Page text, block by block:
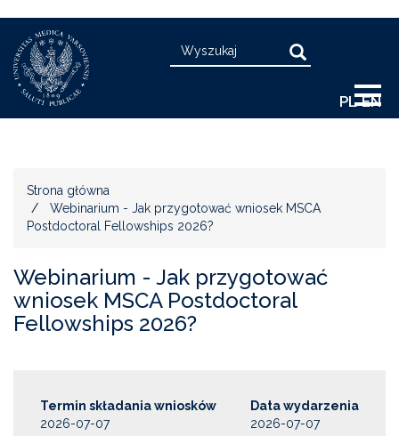
treści
PL EN
Search Search
Strona główna
Webinarium - Jak przygotować wniosek MSCA
Postdoctoral Fellowships 2026?
Webinarium - Jak przygotować
wniosek MSCA Postdoctoral
Fellowships 2026?
Termin składania wniosków
2026-07-07
Data wydarzenia
2026-07-07